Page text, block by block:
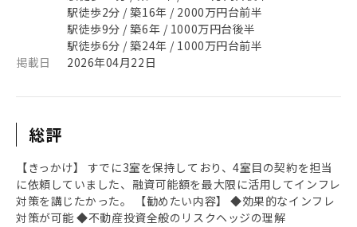
駅徒歩2分 / 築16年 / 2000万円台前半
駅徒歩9分 / 築6年 / 1000万円台後半
駅徒歩6分 / 築24年 / 1000万円台前半
掲載日
2026年04月22日
総評
【きっかけ】 すでに3室を保持しており、4室目の契約を担当
に依頼していました、融資可能額を最大限に活用してインフレ
対策を講じたかった。 【勧めたい内容】 ◆効果的なインフレ
対策が可能 ◆不動産投資全般のリスクヘッジの理解